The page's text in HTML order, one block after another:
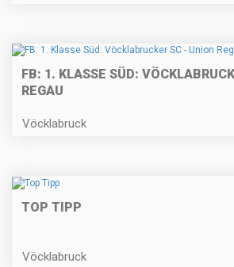
FB: 1. KLASSE SÜD:
REGAU
Vöcklabruck
TOP TIPP
Vöcklabruck